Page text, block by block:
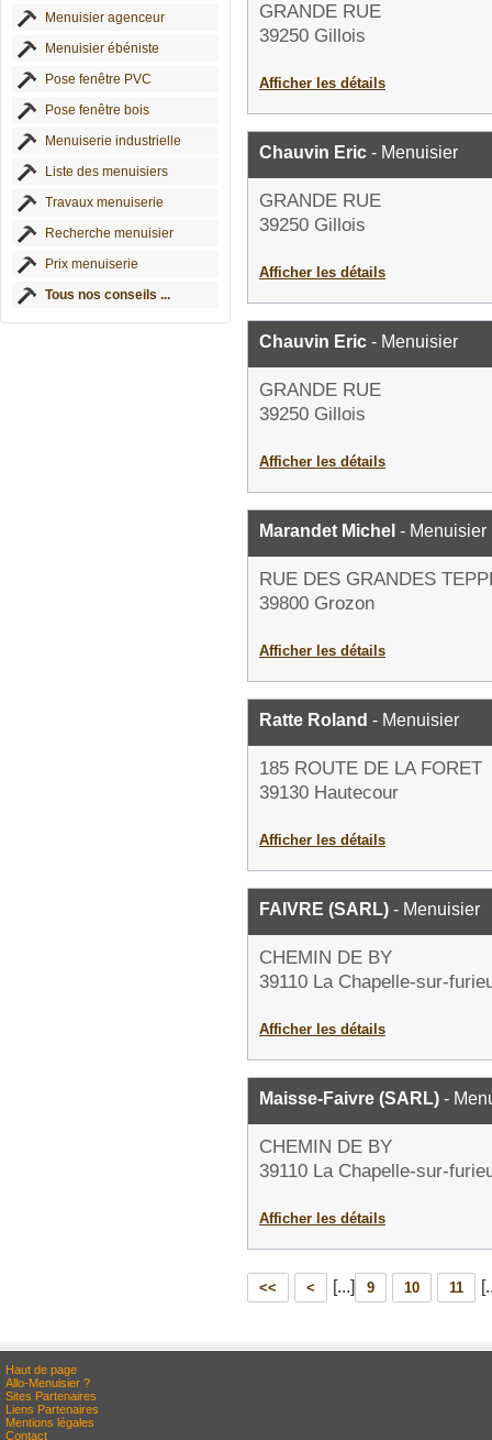
Menuisier agenceur
Menuisier ébéniste
Pose fenêtre PVC
Pose fenêtre bois
Menuiserie industrielle
Liste des menuisiers
Travaux menuiserie
Recherche menuisier
Prix menuiserie
Tous nos conseils ...
GRANDE RUE
39250 Gillois
Afficher les détails
Chauvin Eric - Menuisier
GRANDE RUE
39250 Gillois
Afficher les détails
Chauvin Eric - Menuisier
GRANDE RUE
39250 Gillois
Afficher les détails
Marandet Michel - Menuisier
RUE DES GRANDES
39800 Grozon
Afficher les détails
Ratte Roland - Menuisier
185 ROUTE DE LA FORET
39130 Hautecour
Afficher les détails
FAIVRE (SARL) - Menuisier
CHEMIN DE BY
39110 La Chapelle-sur-
Afficher les détails
Maisse-Faivre (SARL) -
CHEMIN DE BY
39110 La Chapelle-sur-
Afficher les détails
<< < [...] 9 10 11
Haut de page
Allo-Menuisier ?
Sites Partenaires
Liens Partenaires
Mentions légales
Contact